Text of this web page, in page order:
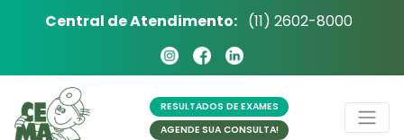
Central de Atendimento: (11) 2602-8000
RESULTADOS DE EXAMES
AGENDE SUA CONSULTA!